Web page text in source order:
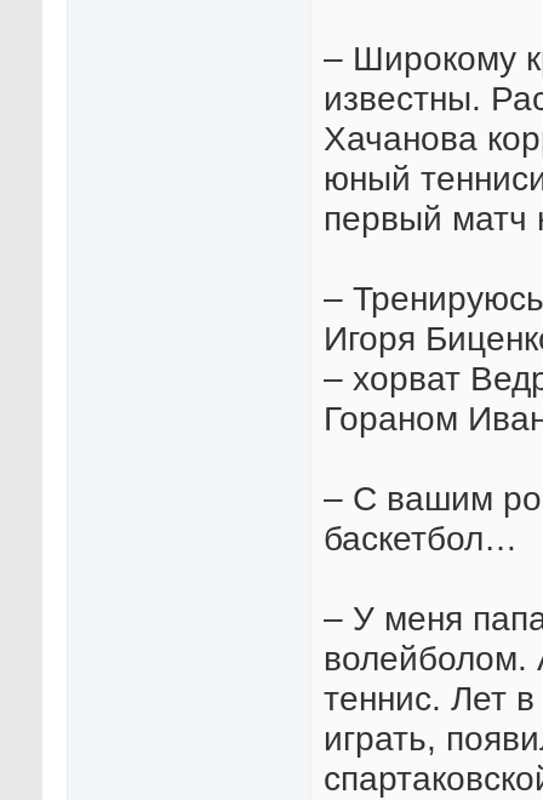
– Широкому
известны.
Хачанова
юный
первый матч
–
Игоря
– хорват
Гораном
– С вашим
баскетбол…
– У меня
волейболом.
теннис. Лет
играть,